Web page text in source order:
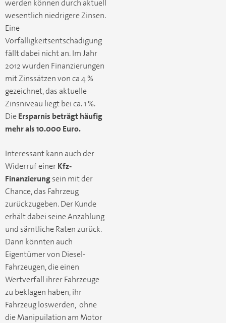
werden können durch aktuell
wesentlich niedrigere Zinsen.
Eine
Vorfälligkeitsentschädigung
fällt dabei nicht an. Im Jahr
2012 wurden Finanzierungen
mit Zinssätzen von ca 4 %
gezeichnet, das aktuelle
Zinsniveau liegt bei ca. 1 %.
DieErsparnis beträgt häufig
mehr als 10.000 Euro.
Interessant kann auch der
Widerruf einerKfz-
Finanzierungsein mit der
Chance, das Fahrzeug
zurückzugeben. Der Kunde
erhält dabei seine Anzahlung
und sämtliche Raten zurück.
Dann könnten auch
Eigentümer von Diesel-
Fahrzeugen, die einen
Wertverfall ihrer Fahrzeuge
zu beklagen haben, ihr
Fahrzeug loswerden, ohne
die Manipuilation am Motor